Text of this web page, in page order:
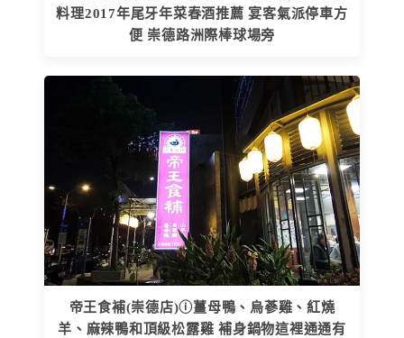
料理2017年尾牙年菜春酒推薦 宴客氣派停車方
便 崇德路洲際棒球場旁
帝王食補(崇德店)ⓘ薑母鴨、烏蔘雞、紅燒
羊、麻辣鴨和頂級松露雞 補身鍋物這裡通通有